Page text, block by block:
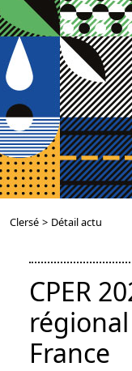
Clersé > Détail actu
CPER
France